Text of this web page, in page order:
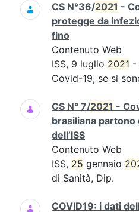
CS N°36/2021 -
protegge da
fino
Contenuto Web
ISS, 9 luglio 2021 -
Covid-19, se si
CS N° 7/2021 -
brasiliana
dell’ISS
Contenuto Web
ISS, 25 gennaio
di Sanità, Dip.
COVID19: i dati